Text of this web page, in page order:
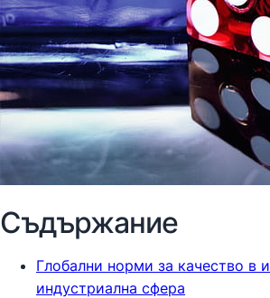
Съдържание
Глобални норми за качество в
индустриална сфера